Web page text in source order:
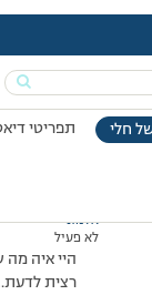
חלי תפריטי
מוצגות 2 תגובות – 1 עד 2 (מתוך 2 סה״כ)
24/12/2008 בשעה 11:45
אלמוני
לא פעיל
היי איה מה
רצית